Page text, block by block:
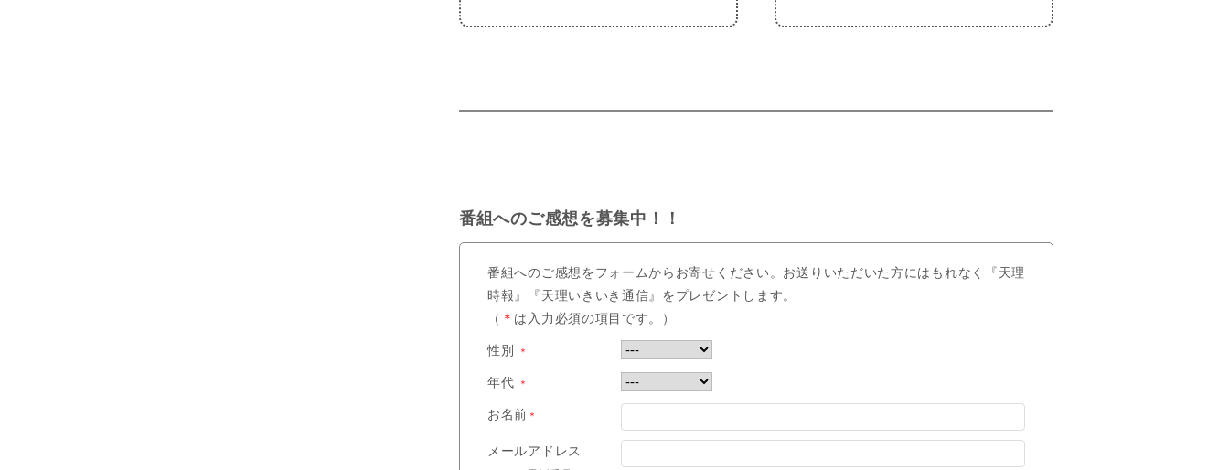
番組へのご感想を募集中！！
番組へのご感想をフォームからお寄せください。お送りいただいた方にはもれなく『天理
時報』『天理いきいき通信』をプレゼントします。
（ ＊ は入力必須の項目です。）
性別 ＊
年代 ＊
お名前 ＊
メールアドレス